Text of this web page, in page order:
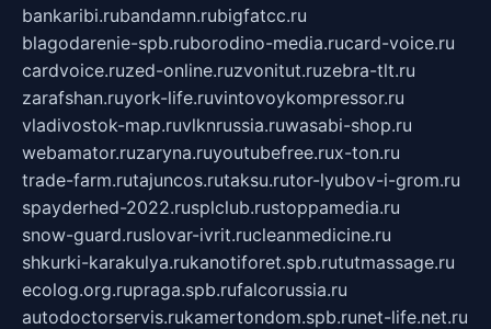
bankaribi.rubandamn.rubigfatcc.ru
blagodarenie-spb.ruborodino-media.rucard-voice.ru
cardvoice.ruzed-online.ruzvonitut.ruzebra-tlt.ru
zarafshan.ruyork-life.ruvintovoykompressor.ru
vladivostok-map.ruvlknrussia.ruwasabi-shop.ru
webamator.ruzaryna.ruyoutubefree.rux-ton.ru
trade-farm.rutajuncos.rutaksu.rutor-lyubov-i-grom.ru
spayderhed-2022.rusplclub.rustoppamedia.ru
snow-guard.ruslovar-ivrit.rucleanmedicine.ru
shkurki-karakulya.rukanotiforet.spb.rututmassage.ru
ecolog.org.rupraga.spb.rufalcorussia.ru
autodoctorservis.rukamertondom.spb.runet-life.net.ru